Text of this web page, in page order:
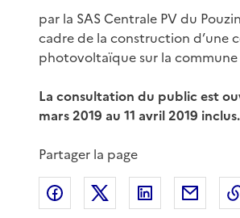
par la SAS Centrale PV du
cadre de la construction d’une
photovoltaïque sur la commune
La consultation du public est
mars 2019 au 11 avril 2019 inclus.
Partager la page
Partager sur Facebook
Partager sur XPartager sur